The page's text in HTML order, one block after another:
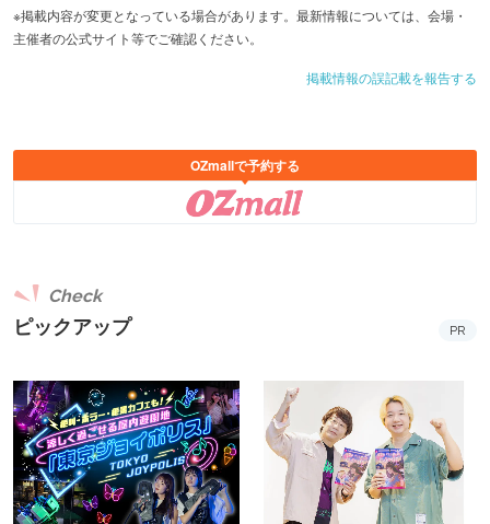
※掲載内容が変更となっている場合があります。最新情報については、会場・
主催者の公式サイト等でご確認ください。
掲載情報の誤記載を報告する
OZmallで予約する
ピックアップ
Check
PR